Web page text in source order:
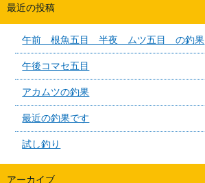
最近の投稿
午前 根魚五目 半夜 ムツ五目 の釣果
午後コマセ五目
アカムツの釣果
最近の釣果です
試し釣り
アーカイブ